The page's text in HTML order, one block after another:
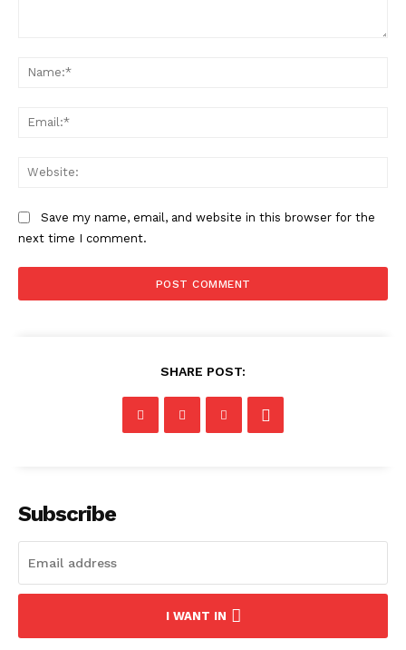
Save my name, email, and website in this browser for the
next time I comment.
SHARE POST:
Subscribe
I WANT IN